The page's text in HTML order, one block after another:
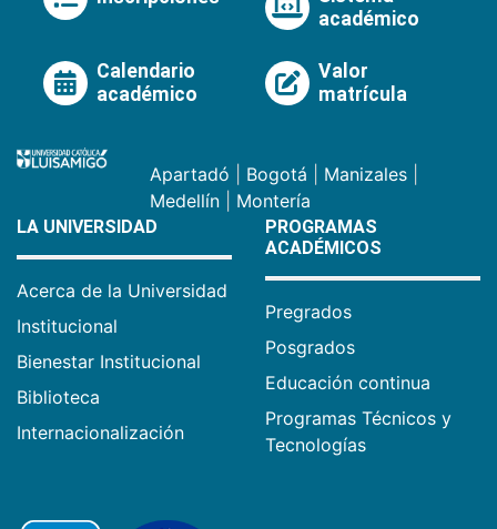
académico
Calendario
académico
Valor
matrícula
Apartadó Bogotá Manizales
Medellín
Montería
LA UNIVERSIDAD
Acerca de la Universidad
Institucional
Bienestar Institucional
Biblioteca
Internacionalización
PROGRAMAS
ACADÉMICOS
Pregrados
Posgrados
Educación continua
Programas Técnicos y
Tecnologías